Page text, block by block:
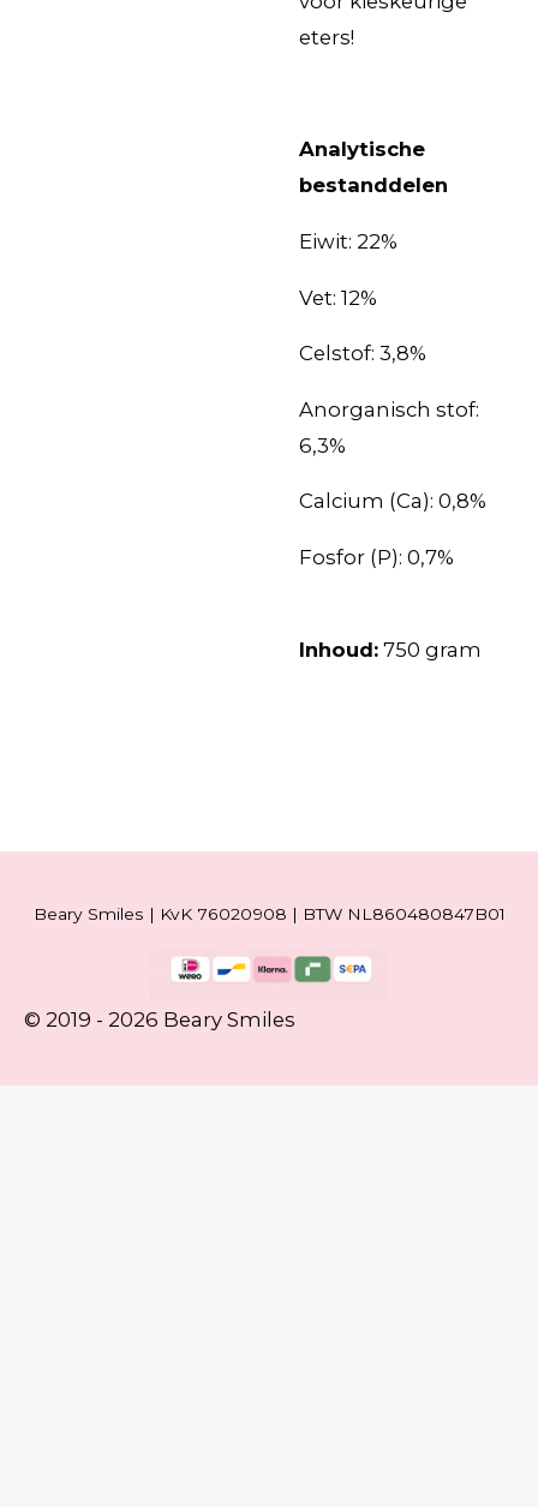
eters!
Analytische
bestanddelen
Eiwit: 22%
Vet: 12%
Celstof: 3,8%
Anorganisch stof:
6,3%
Calcium (Ca): 0,8%
Fosfor (P): 0,7%
Inhoud: 750 gram
Beary Smiles | KvK 76020908 | BTW NL860480847B01
© 2019 - 2026 Beary Smiles